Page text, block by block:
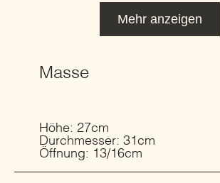
Mehr anzeigen
Masse
Höhe: 27cm
Durchmesser: 31cm
Öffnung: 13/16cm